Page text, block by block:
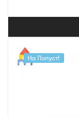
На Попуст!